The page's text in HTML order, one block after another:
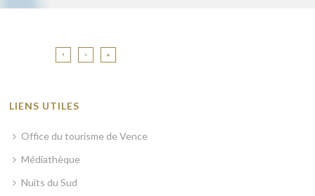
LIENS UTILES
Office du tourisme de Vence
Médiathèque
Nuits du Sud